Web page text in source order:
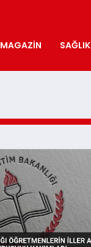
MAGAZIN SAĞLIK